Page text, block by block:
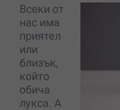
Всеки от
нас има
приятел
или
близък,
който
обича
лукса. А